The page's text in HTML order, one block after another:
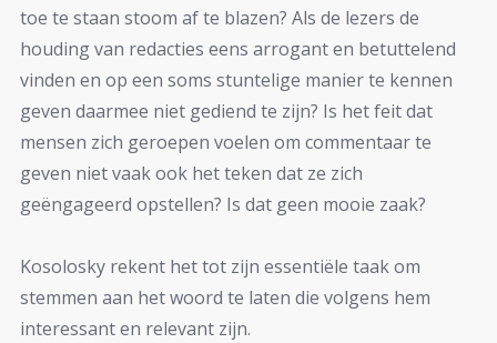
toe te staan stoom af te blazen? Als de lezers de
houding van redacties eens arrogant en betuttelend
vinden en op een soms stuntelige manier te kennen
geven daarmee niet gediend te zijn? Is het feit dat
mensen zich geroepen voelen om commentaar te
geven niet vaak ook het teken dat ze zich
geëngageerd opstellen? Is dat geen mooie zaak?
Kosolosky rekent het tot zijn essentiële taak om
stemmen aan het woord te laten die volgens hem
interessant en relevant zijn.